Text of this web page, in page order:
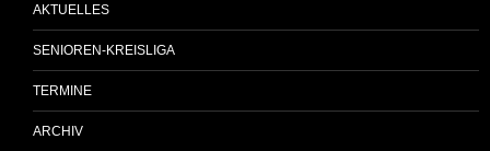
AKTUELLES
SENIOREN-KREISLIGA
TERMINE
ARCHIV